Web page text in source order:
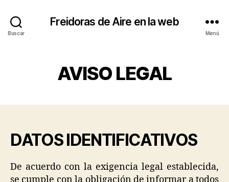
Buscar
Freidoras de Aire en la web
Menú
AVISO LEGAL
DATOS IDENTIFICATIVOS
De acuerdo con la exigencia legal establecida,